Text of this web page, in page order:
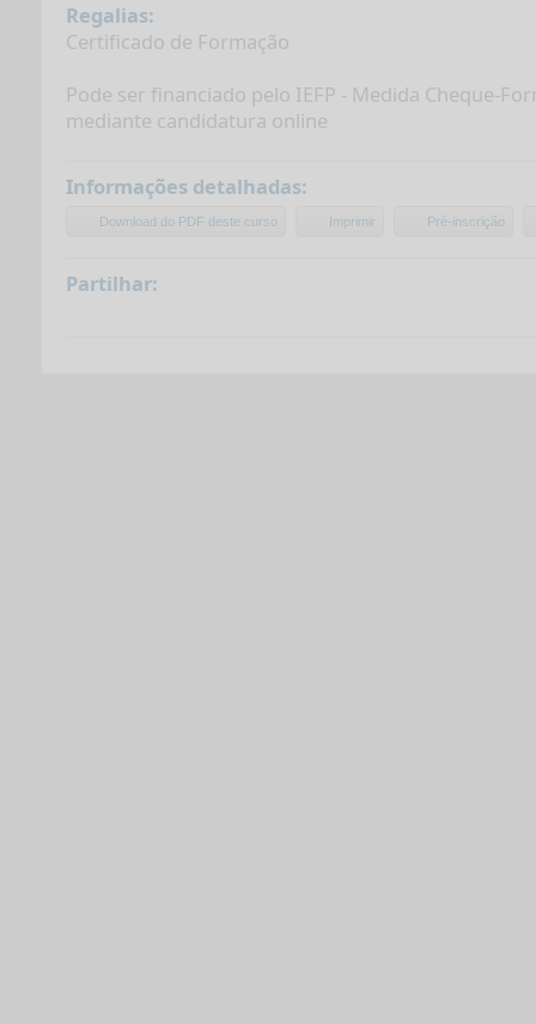
Regalias:
Certificado de Formação
Pode ser financiado pelo IEFP - Medida Cheque-
mediante candidatura online
Informações detalhadas:
Download do PDF deste curso Imprimir Pré-inscrição
Partilhar: